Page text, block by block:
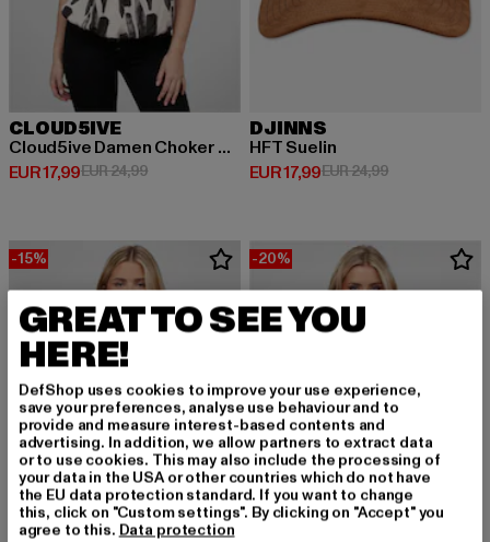
CLOUD5IVE
Cloud5ive Damen Choker Top mit Abstrakt Print
EUR 17,99
Derzeitiger Preis: EUR 17,99
EUR 24,99Aktionspreis: EUR 24,99
DJINNS
HFT Suelin
EUR 17,99
Derzeitiger Preis: EUR 17,99
EUR 24,99Aktionspreis:
-15% -20%
GREAT TO SEE YOU
HERE!
DefShop uses cookies to improve your use experience,
save your preferences, analyse use behaviour and to
provide and measure interest-based contents and
advertising. In addition, we allow partners to extract data
or to use cookies. This may also include the processing of
your data in the USA or other countries which do not have
the EU data protection standard. If you want to change
this, click on "Custom settings". By clicking on "Accept" you
agree to this. Data protection